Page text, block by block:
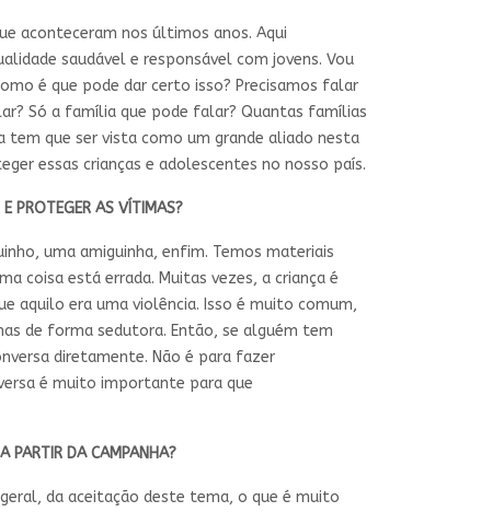
aconteceram nos últimos anos. Aqui
saudável e responsável com jovens. Vou
é que pode dar certo isso? Precisamos falar
Só a família que pode falar? Quantas famílias
tem que ser vista como um grande aliado nesta
essas crianças e adolescentes no nosso país.
PROTEGER AS VÍTIMAS?
uma amiguinha, enfim. Temos materiais
coisa está errada. Muitas vezes, a criança é
aquilo era uma violência. Isso é muito comum,
de forma sedutora. Então, se alguém tem
diretamente. Não é para fazer
é muito importante para que
PARTIR DA CAMPANHA?
da aceitação deste tema, o que é muito